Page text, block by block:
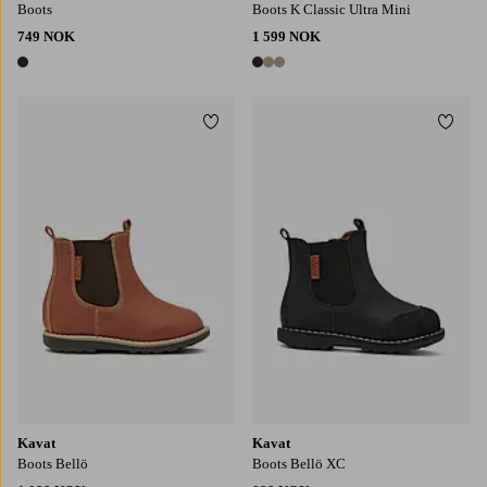
Boots
749 NOK
1 farge
Boots K Classic Ultra Mini
1 599 NOK
3 farger
Kavat
Boots Bellö
Legg til favoritter
Kavat
Boots Bellö XC